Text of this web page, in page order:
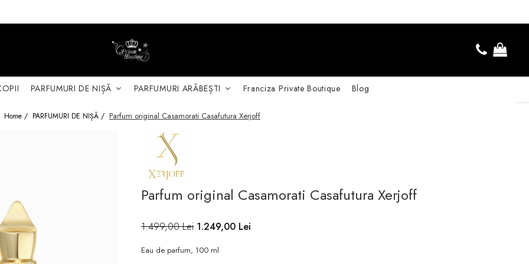
PARFUMURI DE NIȘĂ PARFUMURI ARĂBEȘTI Franciza Private Boutique Blog
Home / PARFUMURI DE NIȘĂ / Parfum original Casamorati Casafutura Xerjoff
Parfum original Casamorati Casafutura Xerjoff
1.499,00 Lei 1.249,00 Lei
Eau de parfum, 100 ml